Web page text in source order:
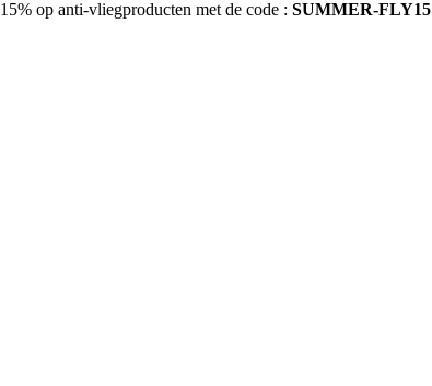
15% op anti-vliegproducten met de code : SUMMER-FLY15